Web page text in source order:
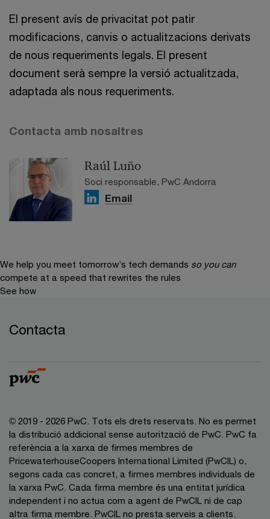
El present avís de privacitat pot patir
modificacions, canvis o actualitzacions derivats
de nous requeriments legals. El present
document serà sempre la versió actualitzada,
adaptada als nous requeriments.
Contacta amb nosaltres
Raúl Luño
Soci responsable, PwC Andorra
Email
We help you meet tomorrow’s tech demands so you can
compete at a speed that rewrites the rules
See how
Contacta
© 2019 - 2026 PwC. Tots els drets reservats. No es permet
la distribució addicional sense autorització de PwC. PwC fa
referència a la xarxa de firmes membres de
PricewaterhouseCoopers International Limited (PwCIL) o,
segons cada cas concret, a firmes membres individuals de
la xarxa PwC. Cada firma membre és una entitat jurídica
independent i no actua com a agent de PwCIL ni de cap
altra firma membre. PwCIL no presta serveis a clients.